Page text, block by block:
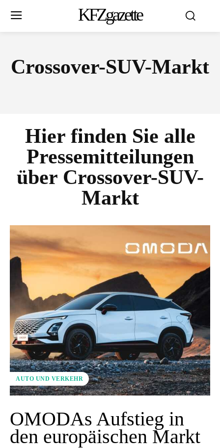
KFZgazette
Crossover-SUV-Markt
Hier finden Sie alle
Pressemitteilungen
über Crossover-SUV-
Markt
AUTO UND VERKEHR
OMODAs Aufstieg in
den europäischen Markt